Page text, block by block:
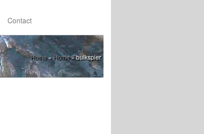
Contact
Home»Home»buikspier